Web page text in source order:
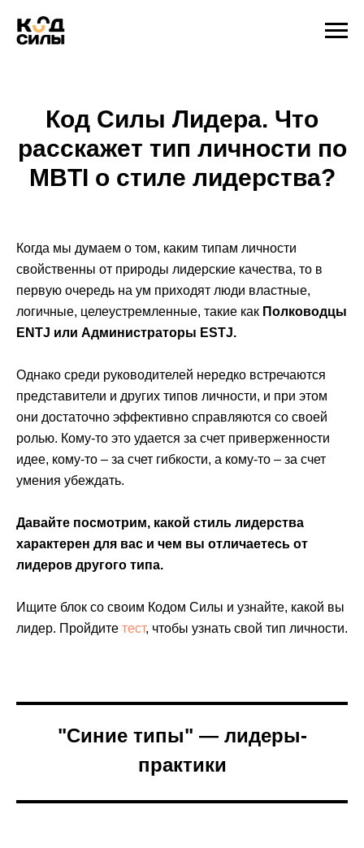
Код Силы Лидера. Что
расскажет тип личности по
MBTI о стиле лидерства?
Когда мы думаем о том, каким типам личности
свойственны от природы лидерские качества, то в
первую очередь на ум приходят люди властные,
логичные, целеустремленные, такие как Полководцы
ENTJ или Администраторы ESTJ.
Однако среди руководителей нередко встречаются
представители и других типов личности, и при этом
они достаточно эффективно справляются со своей
ролью. Кому-то это удается за счет приверженности
идее, кому-то – за счет гибкости, а кому-то – за счет
умения убеждать.
Давайте посмотрим, какой стиль лидерства
характерен для вас и чем вы отличаетесь от
лидеров другого типа.
Ищите блок со своим Кодом Силы и узнайте, какой вы
лидер. Пройдите тест, чтобы узнать свой тип личности.
"Синие типы" — лидеры-
практики